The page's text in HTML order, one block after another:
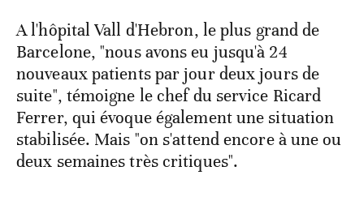
A l'hôpital Vall d'Hebron, le plus grand de
Barcelone, "nous avons eu jusqu'à 24
nouveaux patients par jour deux jours de
suite", témoigne le chef du service Ricard
Ferrer, qui évoque également une situation
stabilisée. Mais "on s'attend encore à une ou
deux semaines très critiques".